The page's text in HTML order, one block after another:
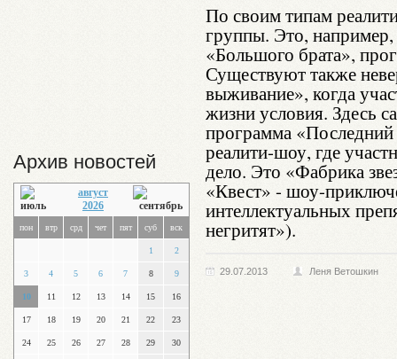
Архив новостей
август
2026
пон втр срд чет пят суб вск
1 2
3 4 5 6 7 8 9
10 11 12 13 14 15 16
17 18 19 20 21 22 23
24 25 26 27 28 29 30
По своим типам
группы. Это,
«Большого брата»,
Существуют также
выживание», когда
жизни условия. Здесь
программа
реалити-шоу, где
дело. Это «Фабрика
«Квест» - шоу-
интеллектуальных
негритят»).
29.07.2013 Леня Ветошкин